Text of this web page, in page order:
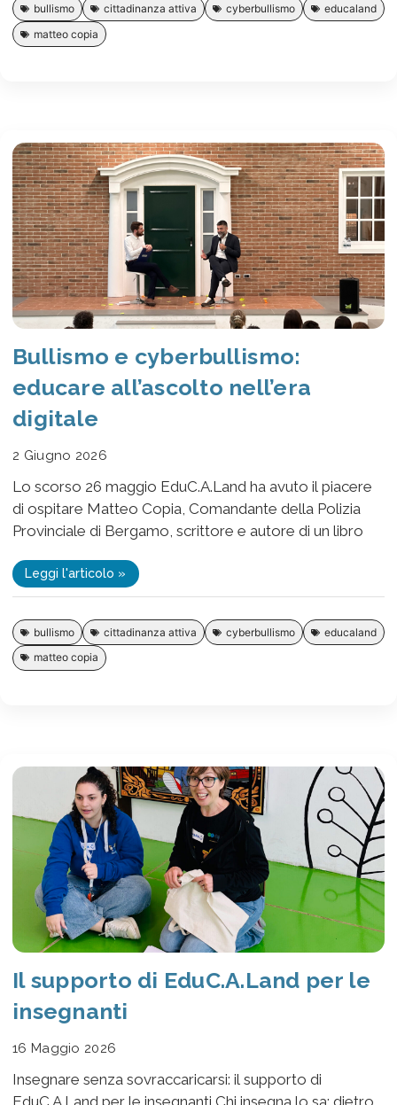
bullismo cittadinanza attiva cyberbullismo
educaland
matteo copia
Bullismo e cyberbullismo:
educare all’ascolto nell’era
digitale
2 Giugno 2026
Lo scorso 26 maggio EduC.A.Land ha avuto il piacere
di ospitare Matteo Copia, Comandante della Polizia
Provinciale di Bergamo, scrittore e autore di un libro
Leggi l'articolo »
bullismo cittadinanza attiva cyberbullismo
educaland
matteo copia
Il supporto di EduC.A.Land per le
insegnanti
16 Maggio 2026
Insegnare senza sovraccaricarsi: il supporto di
EduC.A.Land per le insegnanti Chi insegna lo sa: dietro